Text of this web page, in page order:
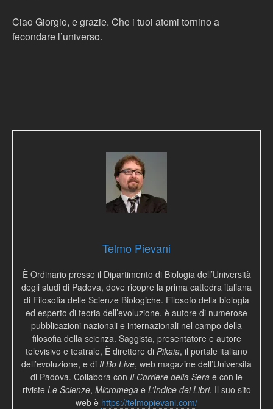
Ciao Giorgio, e grazie. Che i tuoi atomi tornino a
fecondare l’universo.
Telmo Pievani
È Ordinario presso il Dipartimento di Biologia dell’Università
degli studi di Padova, dove ricopre la prima cattedra italiana
di Filosofia delle Scienze Biologiche. Filosofo della biologia
ed esperto di teoria dell’evoluzione, è autore di numerose
pubblicazioni nazionali e internazionali nel campo della
filosofia della scienza. Saggista, presentatore e autore
televisivo e teatrale, È direttore di Pikaia, il portale italiano
dell’evoluzione, e di Il Bo Live, web magazine dell’Università
di Padova. Collabora con Il Corriere della Sera e con le
riviste Le Scienze, Micromegae L’Indice dei Libri. Il suo sito
web è https://telmopievani.com/